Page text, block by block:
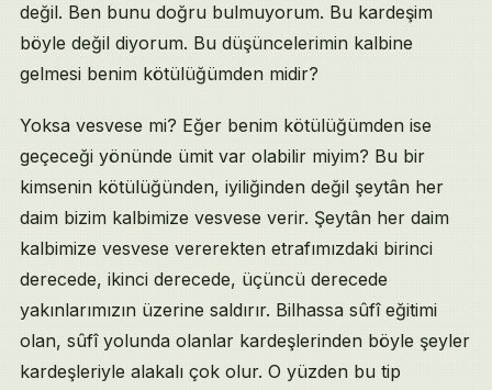
değil. Ben bunu doğru bulmuyorum. Bu kardeşim
böyle değil diyorum. Bu düşüncelerimin kalbine
gelmesi benim kötülüğümden midir?
Yoksa vesvese mi? Eğer benim kötülüğümden ise
geçeceği yönünde ümit var olabilir miyim? Bu bir
kimsenin kötülüğünden, iyiliğinden değil şeytân her
daim bizim kalbimize vesvese verir. Şeytân her daim
kalbimize vesvese vererekten etrafımızdaki birinci
derecede, ikinci derecede, üçüncü derecede
yakınlarımızın üzerine saldırır. Bilhassa sûfî eğitimi
olan, sûfî yolunda olanlar kardeşlerinden böyle şeyler
kardeşleriyle alakalı çok olur. O yüzden bu tip